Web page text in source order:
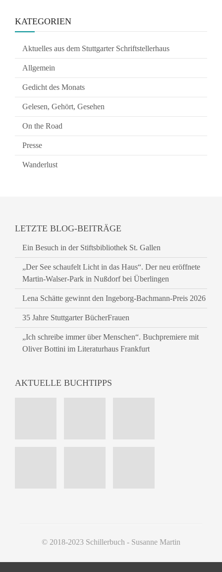
KATEGORIEN
Aktuelles aus dem Stuttgarter Schriftstellerhaus
Allgemein
Gedicht des Monats
Gelesen, Gehört, Gesehen
On the Road
Presse
Wanderlust
LETZTE BLOG-BEITRÄGE
Ein Besuch in der Stiftsbibliothek St. Gallen
„Der See schaufelt Licht in das Haus“. Der neu eröffnete
Martin-Walser-Park in Nußdorf bei Überlingen
Lena Schätte gewinnt den Ingeborg-Bachmann-Preis 2026
35 Jahre Stuttgarter BücherFrauen
„Ich schreibe immer über Menschen“. Buchpremiere mit
Oliver Bottini im Literaturhaus Frankfurt
AKTUELLE BUCHTIPPS
© 2018-2023 Schillerbuch - Susanne Martin